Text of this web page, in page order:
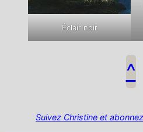
Éclair noir
^
Suivez Christine et